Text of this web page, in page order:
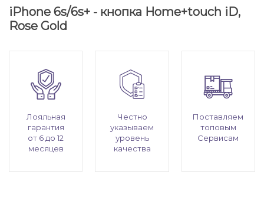
iPhone 6s/6s+ - кнопка Home+touch iD,
Rose Gold
Лояльная
гарантия
от 6 до 12
месяцев
Честно
указываем
уровень
качества
Поставляем
топовым
Сервисам